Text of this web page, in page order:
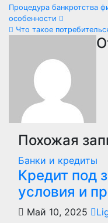
Навигация
по
записям
Процедура банкротства
особенности
Что такое
Похожая
Банки и кредиты
Кредит под
условия и
Май 10, 2025